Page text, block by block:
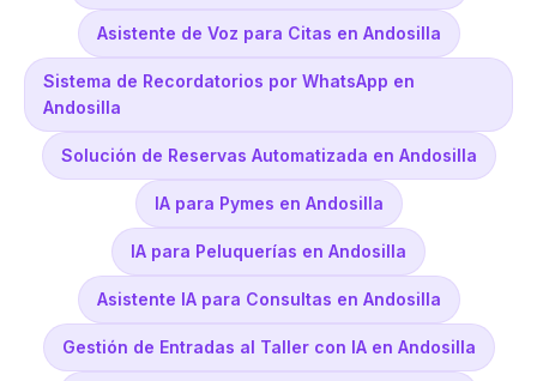
Asistente de Voz para Citas en Andosilla
Sistema de Recordatorios por WhatsApp en
Andosilla
Solución de Reservas Automatizada en Andosilla
IA para Pymes en Andosilla
IA para Peluquerías en Andosilla
Asistente IA para Consultas en Andosilla
Gestión de Entradas al Taller con IA en Andosilla